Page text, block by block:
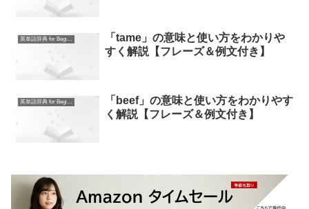
英単語辞典 for Beginners
「tame」の意味と使い方をわかりや
すく解説【フレーズ＆例文付き】
英単語辞典 for Beginners
「beef」の意味と使い方をわかりやす
く解説【フレーズ＆例文付き】